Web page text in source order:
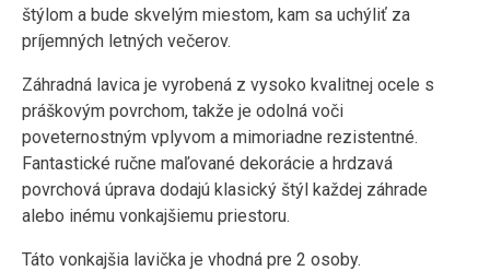
štýlom a bude skvelým miestom, kam sa uchýliť za
príjemných letných večerov.
Záhradná lavica je vyrobená z vysoko kvalitnej ocele s
práškovým povrchom, takže je odolná voči
poveternostným vplyvom a mimoriadne rezistentné.
Fantastické ručne maľované dekorácie a hrdzavá
povrchová úprava dodajú klasický štýl každej záhrade
alebo inému vonkajšiemu priestoru.
Táto vonkajšia lavička je vhodná pre 2 osoby.